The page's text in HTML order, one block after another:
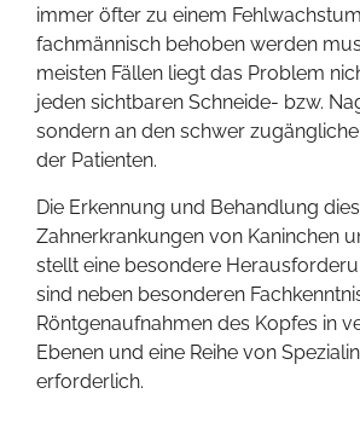
immer öfter zu einem
fachmännisch behoben werden
meisten Fällen liegt das Problem
jeden sichtbaren Schneide- bzw.
sondern an den schwer
der Patienten.
Die Erkennung und Behandlung
Zahnerkrankungen von Kaninchen
stellt eine besondere
sind neben besonderen
Röntgenaufnahmen des Kopfes in
Ebenen und eine Reihe von
erforderlich.